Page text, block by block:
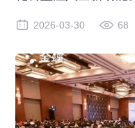
2026-03-30 68